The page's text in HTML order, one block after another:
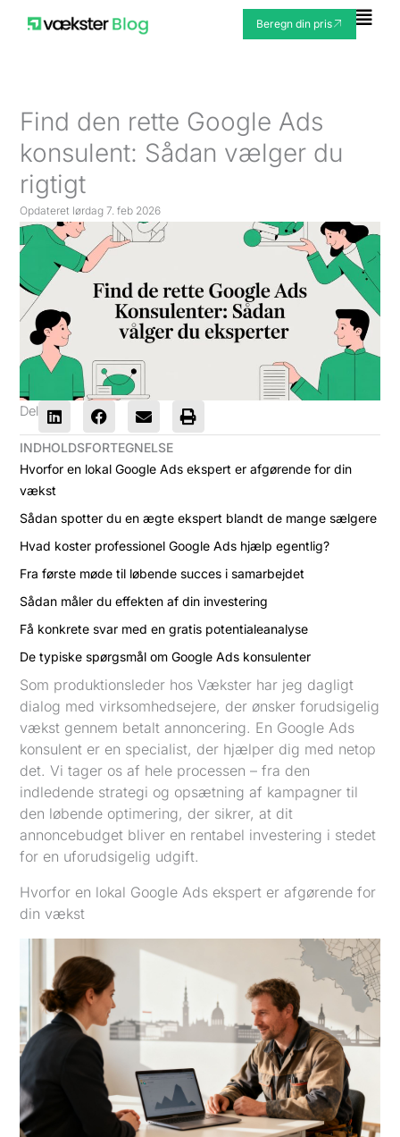
Beregn din pris
Find den rette Google Ads
konsulent: Sådan vælger du
rigtigt
Opdateret lørdag 7. feb 2026
Del
INDHOLDSFORTEGNELSE
Hvorfor en lokal Google Ads ekspert er afgørende for din
vækst
Sådan spotter du en ægte ekspert blandt de mange sælgere
Hvad koster professionel Google Ads hjælp egentlig?
Fra første møde til løbende succes i samarbejdet
Sådan måler du effekten af din investering
Få konkrete svar med en gratis potentialeanalyse
De typiske spørgsmål om Google Ads konsulenter
Som produktionsleder hos Vækster har jeg dagligt
dialog med virksomhedsejere, der ønsker forudsigelig
vækst gennem betalt annoncering. En Google Ads
konsulent er en specialist, der hjælper dig med netop
det. Vi tager os af hele processen – fra den
indledende strategi og opsætning af kampagner til
den løbende optimering, der sikrer, at dit
annoncebudget bliver en rentabel investering i stedet
for en uforudsigelig udgift.
Hvorfor en lokal Google Ads ekspert er afgørende for
din vækst